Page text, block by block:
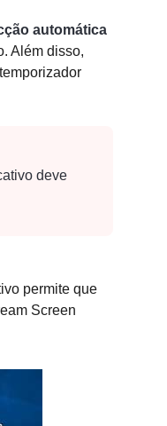
automática
Além disso,
deve
permite que
Screen